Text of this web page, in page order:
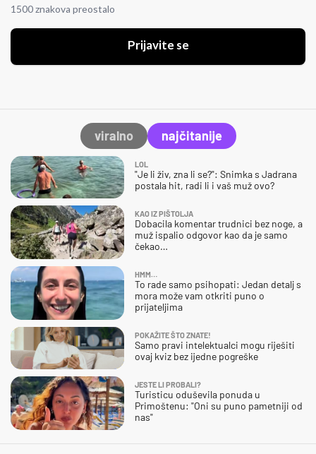
1500 znakova preostalo
Prijavite se
viralno najčitanije
LOL
"Je li živ, zna li se?": Snimka s Jadrana
postala hit, radi li i vaš muž ovo?
KAO IZ PIŠTOLJA
Dobacila komentar trudnici bez noge, a
muž ispalio odgovor kao da je samo
čekao…
HMM…
To rade samo psihopati: Jedan detalj s
mora može vam otkriti puno o
prijateljima
POKAŽITE ŠTO ZNATE!
Samo pravi intelektualci mogu riješiti
ovaj kviz bez ijedne pogreške
JESTE LI PROBALI?
Turisticu oduševila ponuda u
Primoštenu: "Oni su puno pametniji od
nas"